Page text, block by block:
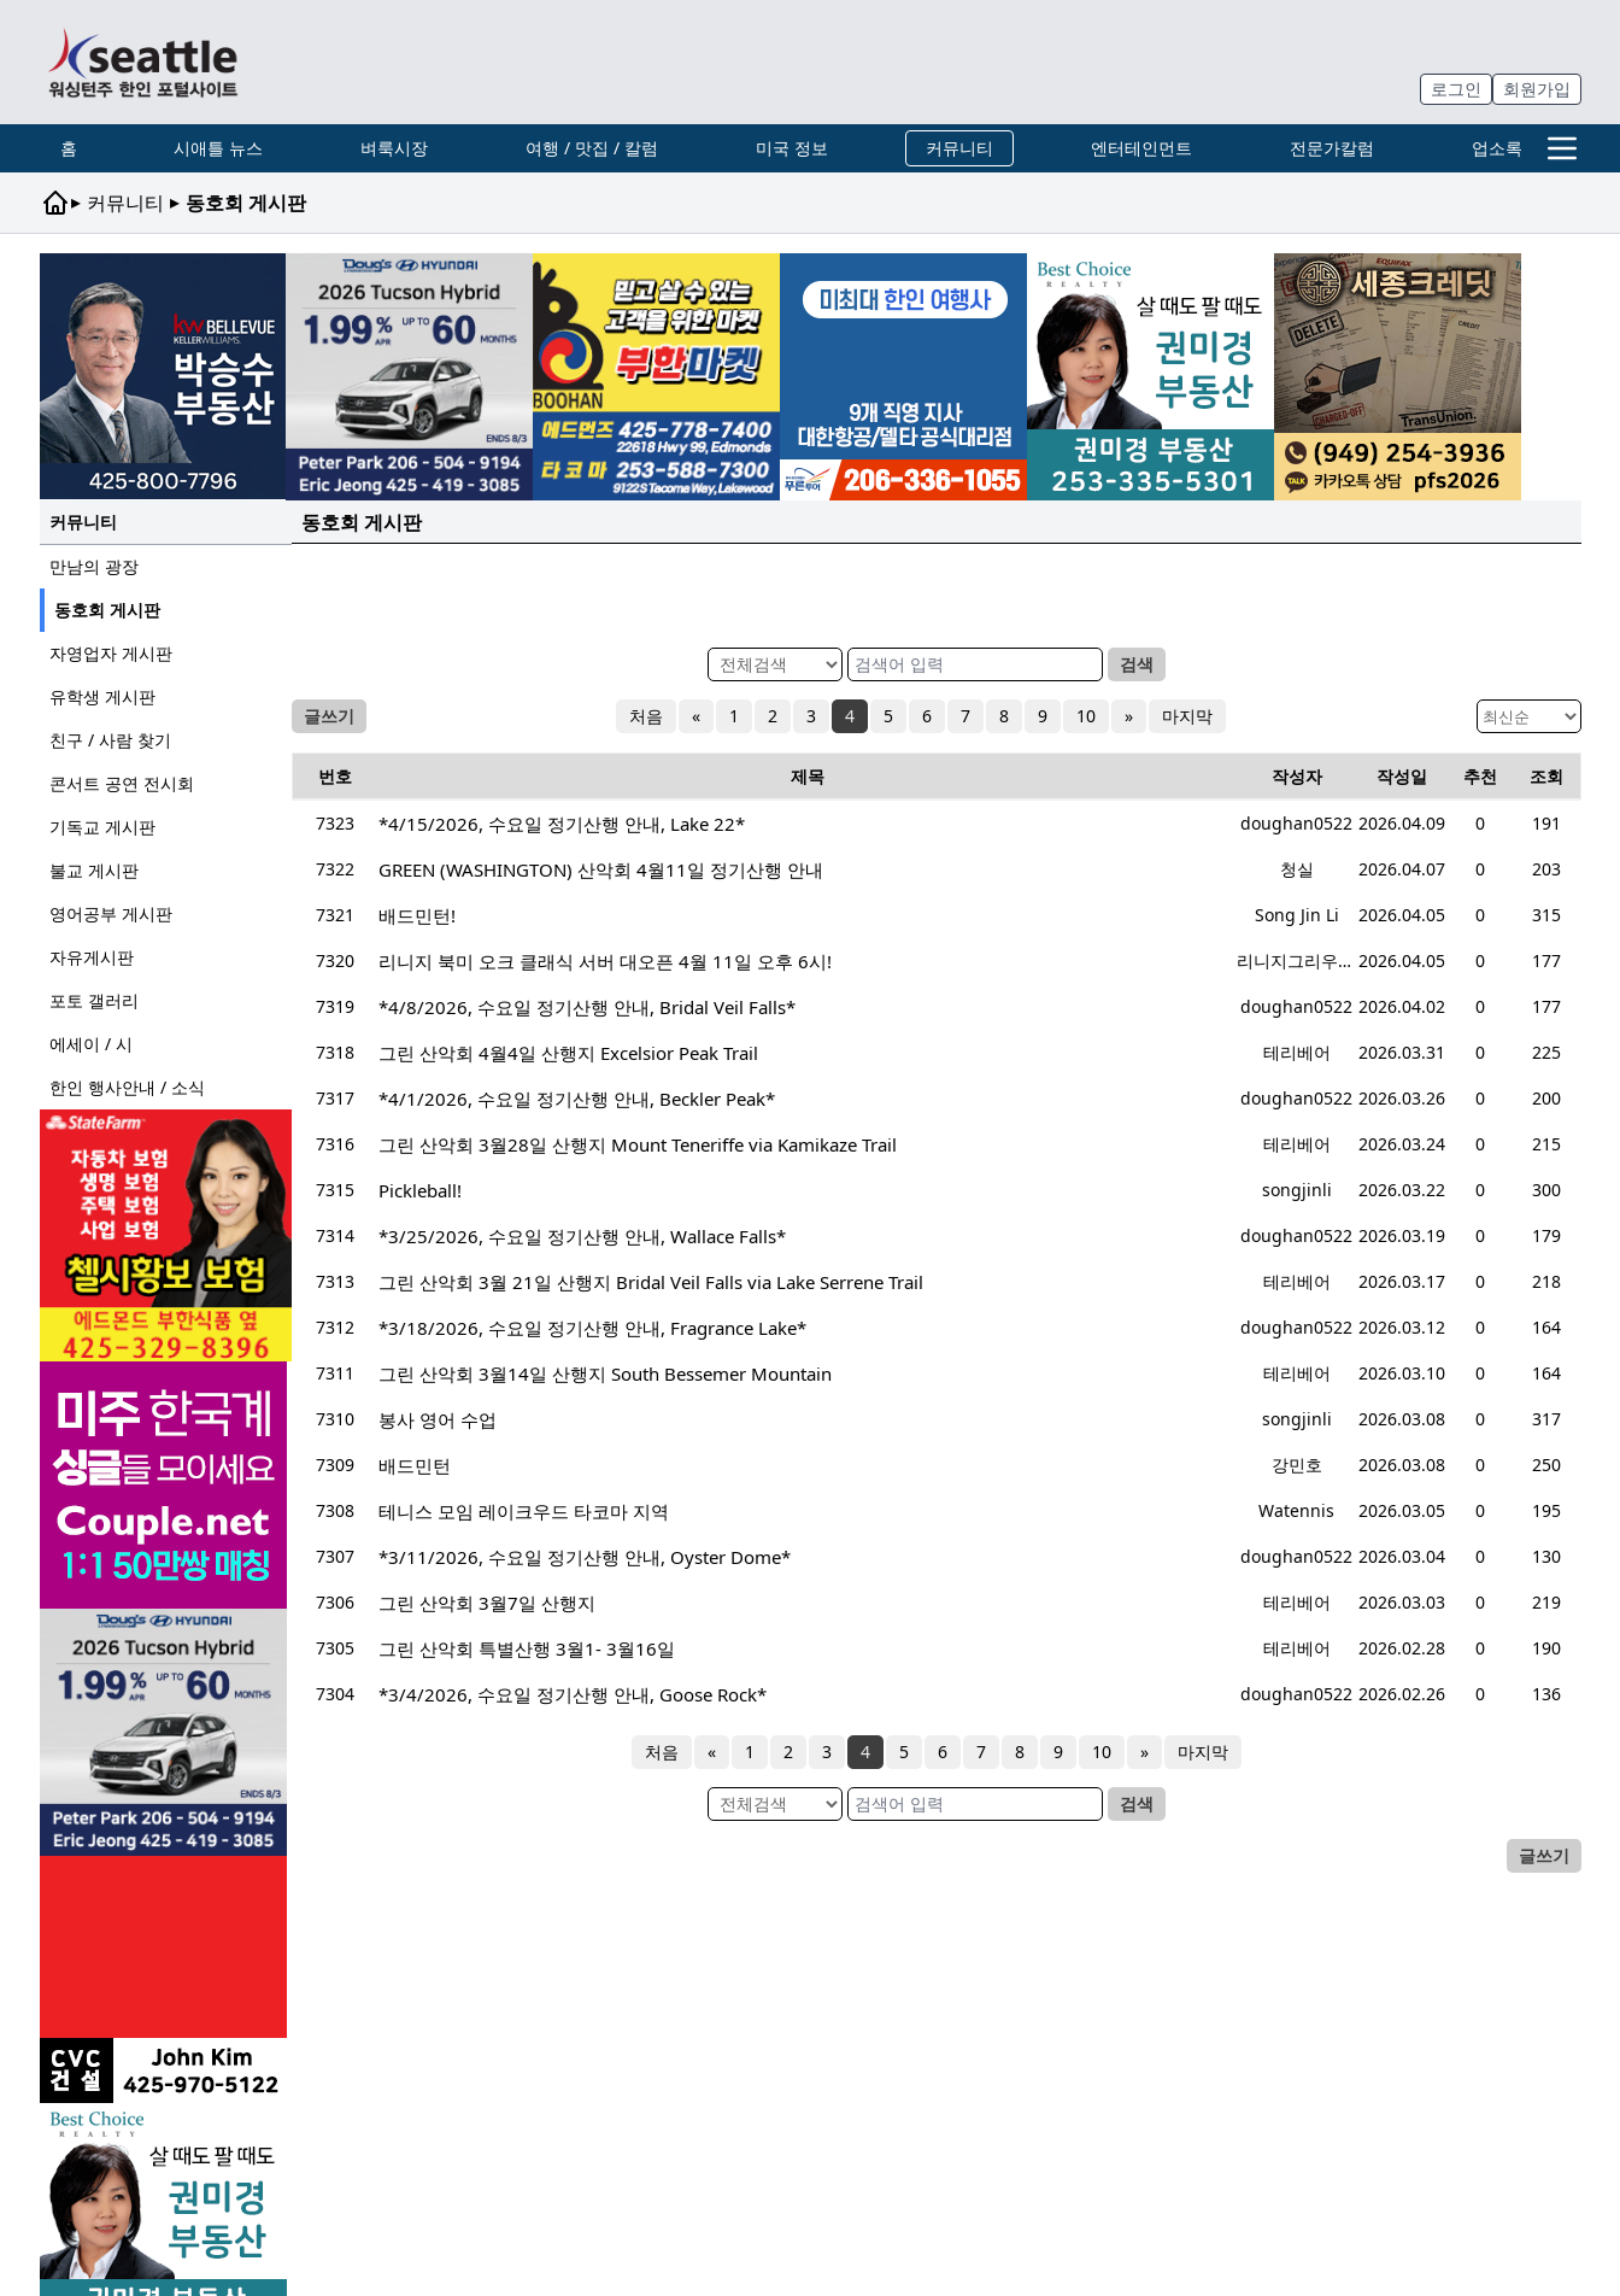
로그인 회원가입
홈 시애틀 뉴스 벼룩시장 여행 / 맛집 / 칼럼 미국 정보 커뮤니티 엔터테인먼트 전문가칼럼 업소록
▸ 커뮤니티 ▸ 동호회 게시판
커뮤니티
만남의 광장
동호회 게시판
자영업자 게시판
유학생 게시판
친구 / 사람 찾기
콘서트 공연 전시회
기독교 게시판
불교 게시판
영어공부 게시판
자유게시판
포토 갤러리
에세이 / 시
한인 행사안내 / 소식
동호회 게시판
검색
글쓰기 처음 « 1 2 3 4 5 6 7 8 9 10 » 마지막
번호 제목 작성자 작성일 추천 조회
7323 *4/15/2026, 수요일 정기산행 안내, Lake 22* doughan0522 2026.04.09 0
191
7322
GREEN (WASHINGTON) 산악회 4월11일 정기산행 안내 청실 2026.04.07 0
203
7321
배드민턴! Song Jin Li 2026.04.05 0
315
7320
리니지 북미 오크 클래식 서버 대오픈 4월 11일 오후 6시! 리니지그리우셨죠 2026.04.05 0
177
7319
*4/8/2026, 수요일 정기산행 안내, Bridal Veil Falls* doughan0522 2026.04.02 0
177
7318
그린 산악회 4월4일 산행지 Excelsior Peak Trail 테리베어 2026.03.31 0
225
7317
*4/1/2026, 수요일 정기산행 안내, Beckler Peak* doughan0522 2026.03.26 0
200
7316
그린 산악회 3월28일 산행지 Mount Teneriffe via Kamikaze Trail 테리베어 2026.03.24 0
215
7315
Pickleball! songjinli 2026.03.22 0
300
7314
*3/25/2026, 수요일 정기산행 안내, Wallace Falls* doughan0522 2026.03.19 0
179
7313
그린 산악회 3월 21일 산행지 Bridal Veil Falls via Lake Serrene Trail 테리베어 2026.03.17 0
218
7312
*3/18/2026, 수요일 정기산행 안내, Fragrance Lake* doughan0522 2026.03.12 0
164
7311
그린 산악회 3월14일 산행지 South Bessemer Mountain 테리베어 2026.03.10 0
164
7310
봉사 영어 수업 songjinli 2026.03.08 0
317
7309
배드민턴 강민호 2026.03.08 0
250
7308
테니스 모임 레이크우드 타코마 지역 Watennis 2026.03.05 0
195
7307
*3/11/2026, 수요일 정기산행 안내, Oyster Dome* doughan0522 2026.03.04 0
130
7306
그린 산악회 3월7일 산행지 테리베어 2026.03.03 0
219
7305
그린 산악회 특별산행 3월1- 3월16일 테리베어 2026.02.28 0
190
7304
*3/4/2026, 수요일 정기산행 안내, Goose Rock* doughan0522 2026.02.26 0 136
처음 « 1 2 3 4 5 6 7 8 9 10 » 마지막
검색
글쓰기